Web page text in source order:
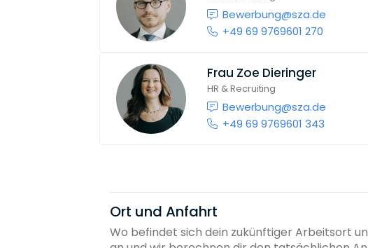
Bewerbung@sza.de
+49 69 9769601 270
Frau Zoe Dieringer
HR & Recruiting
Bewerbung@sza.de
+49 69 9769601 343
Ort und Anfahrt
Wo befindet sich dein zukünftiger Arbeitsort